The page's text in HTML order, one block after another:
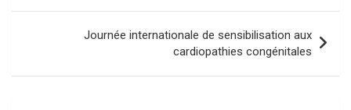
l’article
Journée internationale de sensibilisation aux
cardiopathies congénitales